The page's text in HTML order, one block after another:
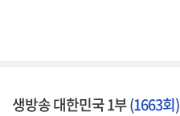
생방송 대한민국 1부(1663회)